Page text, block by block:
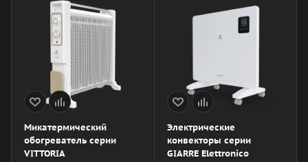
Микатермический
обогреватель серии
VITTORIA
Электрические
конвекторы серии
GIARRE Elettronico